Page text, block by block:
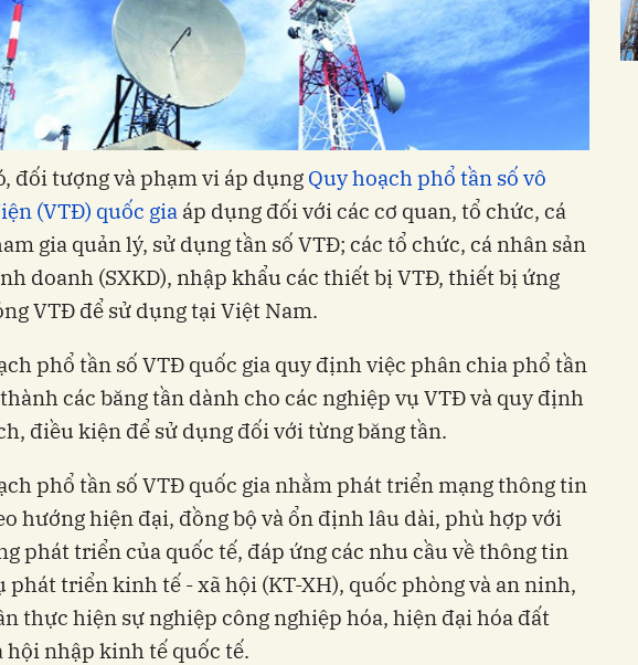
đối tượng và phạm vi áp dụng Quy hoạch phổ tần số vô
(VTĐ) quốc gia áp dụng đối với các cơ quan, tổ chức, cá
gia quản lý, sử dụng tần số VTĐ; các tổ chức, cá nhân sản
doanh (SXKD), nhập khẩu các thiết bị VTĐ, thiết bị ứng
VTĐ để sử dụng tại Việt Nam.
phổ tần số VTĐ quốc gia quy định việc phân chia phổ tần
các băng tần dành cho các nghiệp vụ VTĐ và quy định
điều kiện để sử dụng đối với từng băng tần.
phổ tần số VTĐ quốc gia nhằm phát triển mạng thông tin
hướng hiện đại, đồng bộ và ổn định lâu dài, phù hợp với
phát triển của quốc tế, đáp ứng các nhu cầu về thông tin
phát triển kinh tế - xã hội (KT-XH), quốc phòng và an ninh,
thực hiện sự nghiệp công nghiệp hóa, hiện đại hóa đất
hội nhập kinh tế quốc tế.